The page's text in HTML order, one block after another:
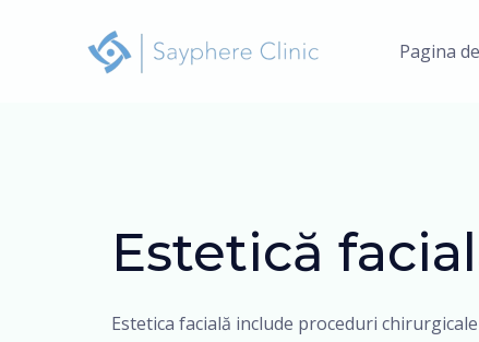
Pagina
Estetică
Estetica facială include proceduri